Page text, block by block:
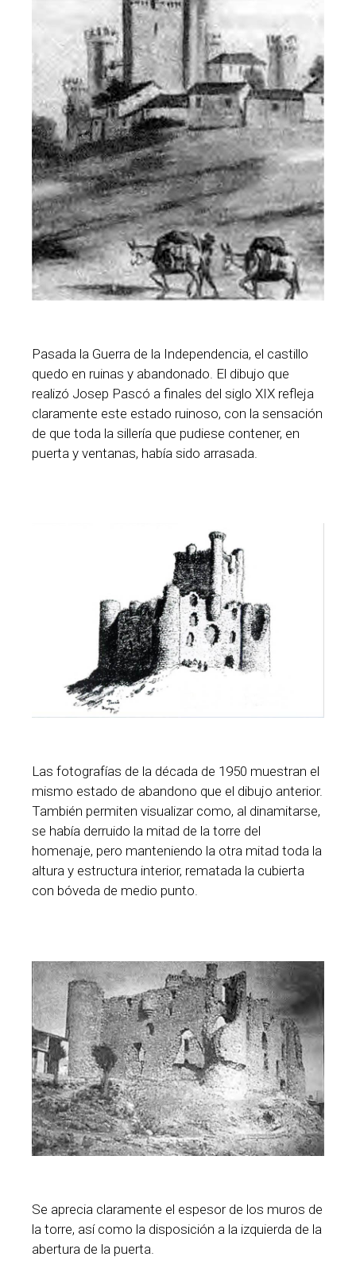
Pasada la Guerra de la Independencia, el castillo
quedo en ruinas y abandonado. El dibujo que
realizó Josep Pascó a finales del siglo XIX refleja
claramente este estado ruinoso, con la sensación
de que toda la sillería que pudiese contener, en
puerta y ventanas, había sido arrasada.
Las fotografías de la década de 1950 muestran el
mismo estado de abandono que el dibujo anterior.
También permiten visualizar como, al dinamitarse,
se había derruido la mitad de la torre del
homenaje, pero manteniendo la otra mitad toda la
altura y estructura interior, rematada la cubierta
con bóveda de medio punto.
Se aprecia claramente el espesor de los muros de
la torre, así como la disposición a la izquierda de la
abertura de la puerta.